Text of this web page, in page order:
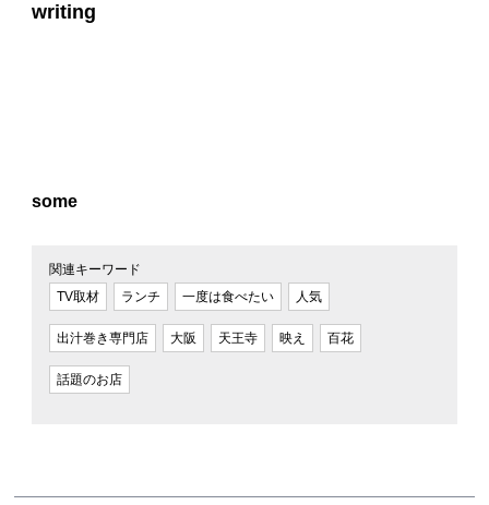
writing
some
関連キーワード
TV取材
ランチ 一度は食べたい 人気
出汁巻き専門店 大阪 天王寺 映え 百花
話題のお店